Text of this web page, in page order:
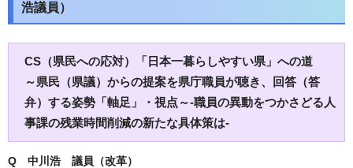
浩議員）
CS（県民への応対）「日本一暮らしやすい県」への道
～県民（県議）からの提案を県庁職員が聴き、回答（答
弁）する姿勢「軸足」・視点～-職員の異動をつかさどる人
事課の残業時間削減の新たな具体策は-
Q 中川浩 議員（改革）